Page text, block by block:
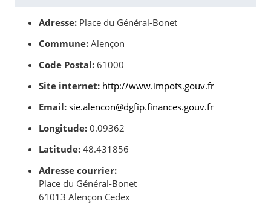
Adresse: Place du Général-Bonet
Commune: Alençon
Code Postal: 61000
Site internet: http://www.impots.gouv.fr
Email: sie.alencon@dgfip.finances.gouv.fr
Longitude: 0.09362
Latitude: 48.431856
Adresse courrier:
Place du Général-Bonet
61013 Alençon Cedex